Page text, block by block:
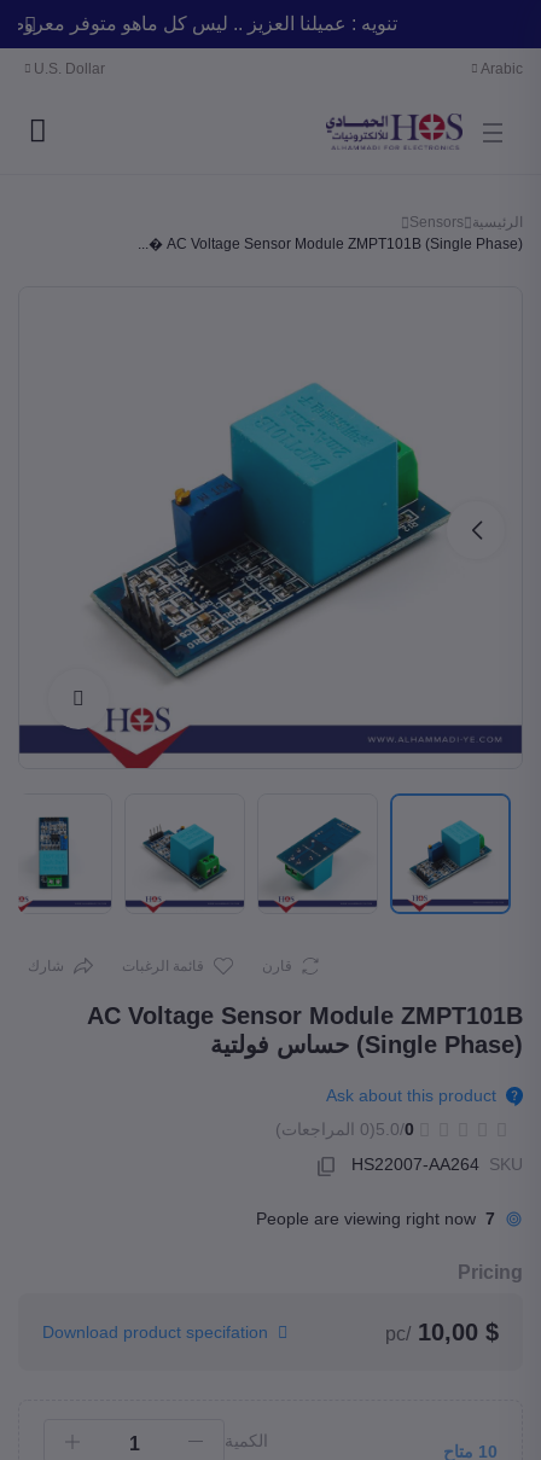
تنويه : عميلنا العزيز .. ليس كل ماهو متوفر
Arabic
U.S. Dollar
الرئيسية
Sensors
AC Voltage Sensor Module ZMPT101B (Single Phase) �...
قارن قائمة الرغبات شارك
AC Voltage Sensor Module ZMPT101B
(Single Phase) حساس فولتية
Ask about this product
0
/5.0
(0 المراجعات)
SKU
HS22007-AA264
7
People are viewing right now
Pricing
$ 10,00
/pc
10 متاح
الكمية